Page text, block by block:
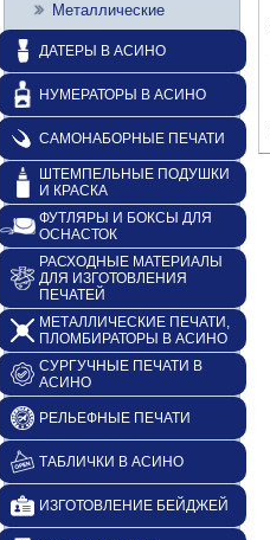
Металлические
ДАТЕРЫ В АСИНО
НУМЕРАТОРЫ В АСИНО
САМОНАБОРНЫЕ ПЕЧАТИ
ШТЕМПЕЛЬНЫЕ ПОДУШКИ
И КРАСКА
ФУТЛЯРЫ И БОКСЫ ДЛЯ
ОСНАСТОК
РАСХОДНЫЕ МАТЕРИАЛЫ
ДЛЯ ИЗГОТОВЛЕНИЯ
ПЕЧАТЕЙ
МЕТАЛЛИЧЕСКИЕ ПЕЧАТИ,
ПЛОМБИРАТОРЫ В АСИНО
СУРГУЧНЫЕ ПЕЧАТИ В
АСИНО
РЕЛЬЕФНЫЕ ПЕЧАТИ
ТАБЛИЧКИ В АСИНО
ИЗГОТОВЛЕНИЕ БЕЙДЖЕЙ